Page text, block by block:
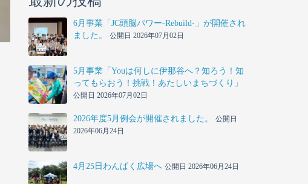
6月事業「JC頭脳パワー-Rebuild-」が開催され
ました。
公開日 2026年07月02日
5月事業「Youは何しに伊那谷へ？知ろう！知
ってもらおう！挑戦！あたしいまちづくり」
公開日 2026年07月02日
2026年度5月例会が開催されました。
公開日
2026年06月24日
4月25日わんぱく広場へ 公開日 2026年06月24日